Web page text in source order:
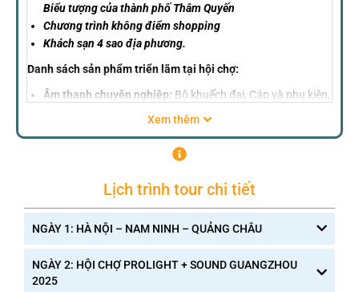
Biểu tượng của thành phố Thâm Quyến
Chương trình không điểm shopping
Khách sạn 4 sao địa phương.
Danh sách sản phẩm triển lãm tại hội chợ:
Âm thanh chuyên nghiệp: Bộ khuếch đại, Cáp và phụ kiện,
Bảng điều khiển, Thiết bị DJ,, Loa, Micro, Loa công cộng,
Chiếu sáng chuyên nghiệp:Chiếu sáng kiến ​​trúc, Công
nghệ laze, LED, Nguồn sáng và phụ kiện, Bảng điều khiển
chiếu sáng, Đèn ngoài trời, Ánh sáng sân khấu, Các thiết bị
liên quan đến chiếu sáng khác…
Công nghệ chiếu và hiển thị, Hiệu ứng đặc biệt, Vật liệu
quan đến sân khấu khác…
Thiết bị AV & Truyền thông:
Xem thêm
Lịch trình tour chi tiết
NGÀY 1: HÀ NỘI – NAM NINH – QUẢNG CHÂU
Sáng : 04h00: Xe và hướng dẫn viên đón Quý khách
tại điểm hẹn: Cổng rạp xiếc Trung Ương đưa Quý khách
NGÀY 2: HỘI CHỢ PROLIGHT + SOUND GUANGZHOU
2025